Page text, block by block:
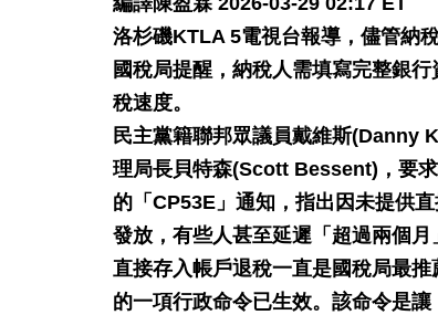
洛杉磯KTLA 5電視台報導，儘管納
國稅局提醒，納稅人需填寫完整銀
稅速度。
民主黨籍聯邦眾議員戴維斯(Danny
理局長貝特森(Scott Bessent)，要
的「CP53E」通知，指出因未提供
發放，有些人甚至延遲「超過兩個月
直接存入帳戶退稅一直是國稅局最
的一項行政命令已生效。該命令是